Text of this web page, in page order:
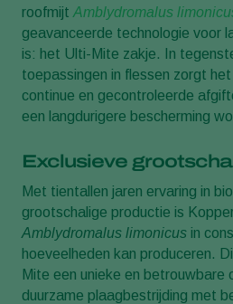
roofmijt Amblydromalus
geavanceerde technologie voor
is: het Ulti-Mite zakje. In
toepassingen in flessen zorgt
continue en gecontroleerde
een langdurigere bescherming
Exclusieve
Met tientallen jaren ervaring in
grootschalige productie is
Amblydromalus limonicus in
hoeveelheden kan produceren.
Mite een unieke en betrouwbare
duurzame plaagbestrijding met